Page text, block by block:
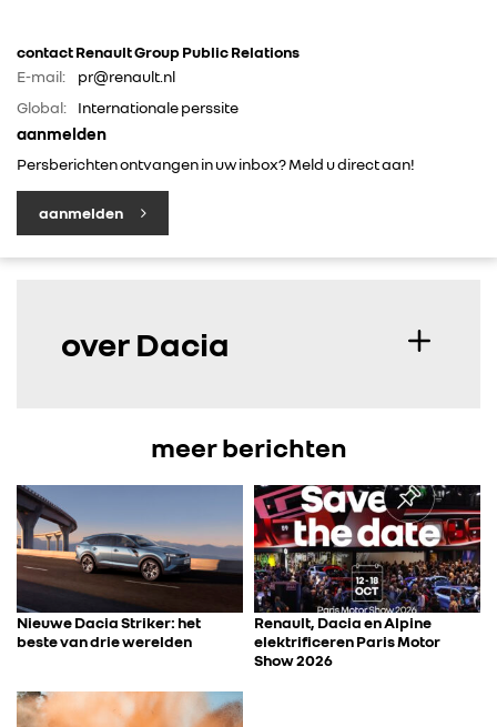
contact Renault Group Public Relations
E-mail:
pr@renault.nl
Global:
Internationale perssite
aanmelden
Persberichten ontvangen in uw inbox? Meld u direct aan!
aanmelden
over Dacia
meer berichten
Nieuwe Dacia Striker: het
beste van drie werelden
Renault, Dacia en Alpine
elektrificeren Paris Motor
Show 2026